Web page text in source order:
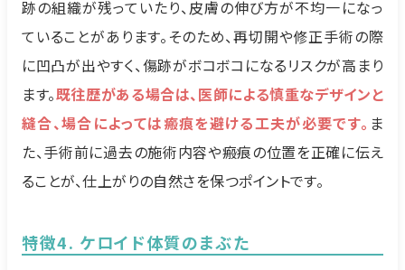
跡の組織が残っていたり、皮膚の伸び方が不均一になっ
ていることがあります。そのため、再切開や修正手術の際
に凹凸が出やすく、傷跡がボコボコになるリスクが高まり
ます。既往歴がある場合は、医師による慎重なデザインと
縫合、場合によっては瘢痕を避ける工夫が必要です。 ま
た、手術前に過去の施術内容や瘢痕の位置を正確に伝え
ることが、仕上がりの自然さを保つポイントです。
特徴4. ケロイド体質のまぶた